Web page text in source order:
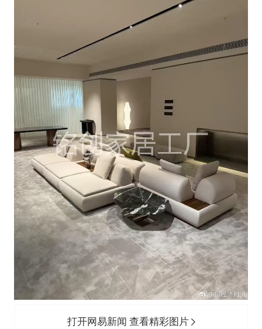
打开网易新闻 查看精彩图片